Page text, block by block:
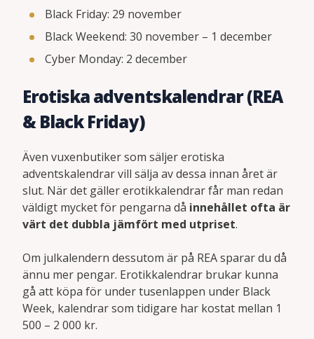
Black Friday: 29 november
Black Weekend: 30 november – 1 december
Cyber Monday: 2 december
Erotiska adventskalendrar (REA
& Black Friday)
Även vuxenbutiker som säljer erotiska
adventskalendrar vill sälja av dessa innan året är
slut. När det gäller erotikkalendrar får man redan
väldigt mycket för pengarna då innehållet ofta är
värt det dubbla jämfört med utpriset.
Om julkalendern dessutom är på REA sparar du då
ännu mer pengar. Erotikkalendrar brukar kunna
gå att köpa för under tusenlappen under Black
Week, kalendrar som tidigare har kostat mellan 1
500 – 2 000 kr.